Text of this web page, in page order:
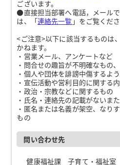
ございます。
●直接担当部署へ電話，メール
は、「連絡先一覧 」をご覧くださ
<ご注意>以下に該当するものは
かねます。
・営業メール、アンケートなど
・問合せの趣旨が不明確なもの
・個人や団体を誹謗中傷するよ
・宣伝活動や営利目的に関する
・政治・宗教などに関するもの
・氏名・連絡先の記載がないま
・匿名または名義が架空、なり
もの
問い合わせ先
健康福祉課 子育て・福祉室